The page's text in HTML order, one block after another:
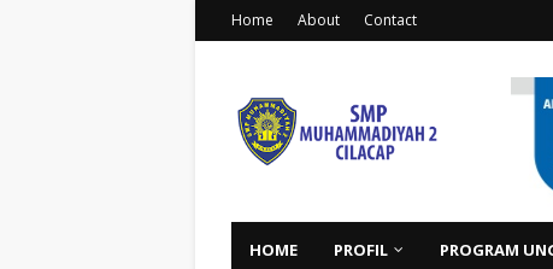
Home About Contact
HOME PROFIL PROGRAM